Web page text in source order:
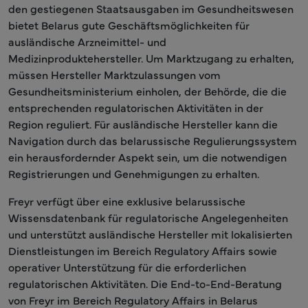
den gestiegenen Staatsausgaben im Gesundheitswesen
bietet Belarus gute Geschäftsmöglichkeiten für
ausländische Arzneimittel- und
Medizinproduktehersteller. Um Marktzugang zu erhalten,
müssen Hersteller Marktzulassungen vom
Gesundheitsministerium einholen, der Behörde, die die
entsprechenden regulatorischen Aktivitäten in der
Region reguliert. Für ausländische Hersteller kann die
Navigation durch das belarussische Regulierungssystem
ein herausfordernder Aspekt sein, um die notwendigen
Registrierungen und Genehmigungen zu erhalten.
Freyr verfügt über eine exklusive belarussische
Wissensdatenbank für regulatorische Angelegenheiten
und unterstützt ausländische Hersteller mit lokalisierten
Dienstleistungen im Bereich Regulatory Affairs sowie
operativer Unterstützung für die erforderlichen
regulatorischen Aktivitäten. Die End-to-End-Beratung
von Freyr im Bereich Regulatory Affairs in Belarus